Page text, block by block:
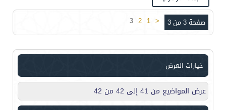
صفحة 3 من 3 <
1
2
3
خيارات العرض
عرض المواضيع من 41 إلى 42 من 42